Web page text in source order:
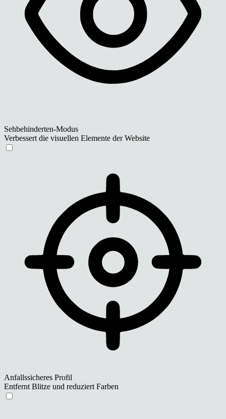
Sehbehinderten-Modus
Verbessert die visuellen Elemente der Website
Anfallssicheres Profil
Entfernt Blitze und reduziert Farben